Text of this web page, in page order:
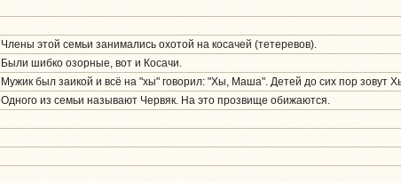
Члены этой семьи занимались охотой на косачей (тетеревов).
Были шибко озорные, вот и Косачи.
Мужик был заикой и всё на "хы" говорил: "Хы, Маша". Детей до сих пор зовут
Одного из семьи называют Червяк. На это прозвище обижаются.